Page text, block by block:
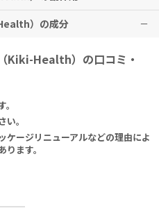
た食事の代替えになるものではあ
ください。
注意ください。
薬がある方は、本品ご使用前に医
軟体動物、およびそれらの加工品
能性がございます。
が、異常を感じた際はただちに使
）の成分
(Fish)
Kiki-Health）の口コミ・
。
ケージリニューアルなどの理由によ
ます。